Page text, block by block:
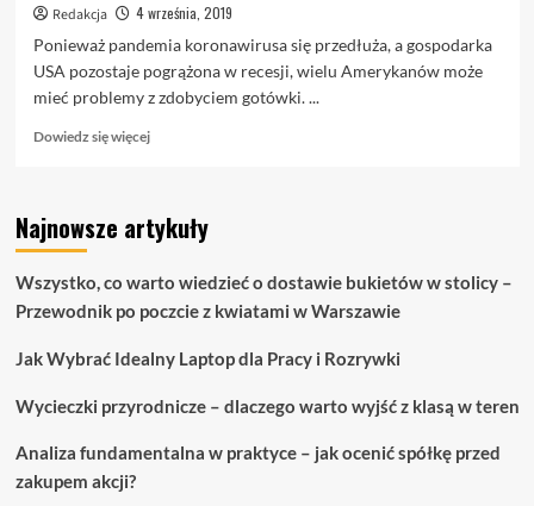
Redakcja
4 września, 2019
Ponieważ pandemia koronawirusa się przedłuża, a gospodarka
USA pozostaje pogrążona w recesji, wielu Amerykanów może
mieć problemy z zdobyciem gotówki. ...
Dowiedz się więcejDowiedz
Potrzebujesz
pieniędzy?
pieniądze
w
nieoczekiwanych
Najnowsze artykuły
Wszystko, co warto wiedzieć o dostawie bukietów w stolicy –
Przewodnik po poczcie z kwiatami w Warszawie
Jak Wybrać Idealny Laptop dla Pracy i Rozrywki
Wycieczki przyrodnicze – dlaczego warto wyjść z klasą w teren
Analiza fundamentalna w praktyce – jak ocenić spółkę przed
zakupem akcji?